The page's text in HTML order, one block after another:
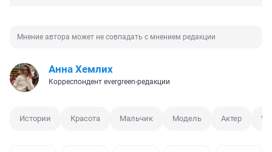
Мнение автора может не совпадать с мнением редакции
Анна Хемлих
Корреспондент evergreen-редакции
Истории Красота Мальчик Модель Актер